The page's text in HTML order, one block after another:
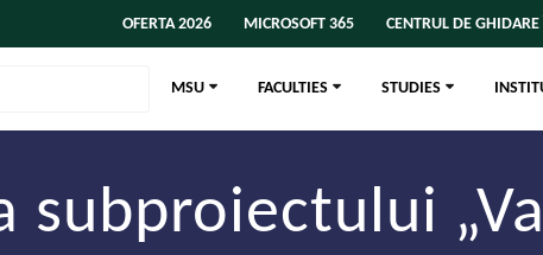
OFERTA 2026 MICROSOFT 365 CENTRUL DE
MSU FACULTIES STUDIES
subproiectului